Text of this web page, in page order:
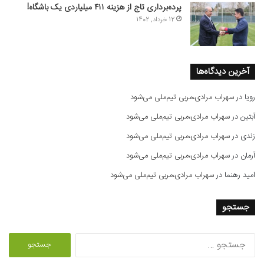
پرده‌برداری تاج از هزینه ۴۱۱ میلیاردی یک باشگاه!
12 خرداد, 1402
آخرین دیدگاه‌ها
رویا درسهراب مرادی،مربی تیم‌ملی می‌شود
آبتیندرسهراب مرادی،مربی تیم‌ملی می‌شود
زندی درسهراب مرادی،مربی تیم‌ملی می‌شود
آرمان درسهراب مرادی،مربی تیم‌ملی می‌شود
امید رهنما درسهراب مرادی،مربی تیم‌ملی می‌شود
جستجو